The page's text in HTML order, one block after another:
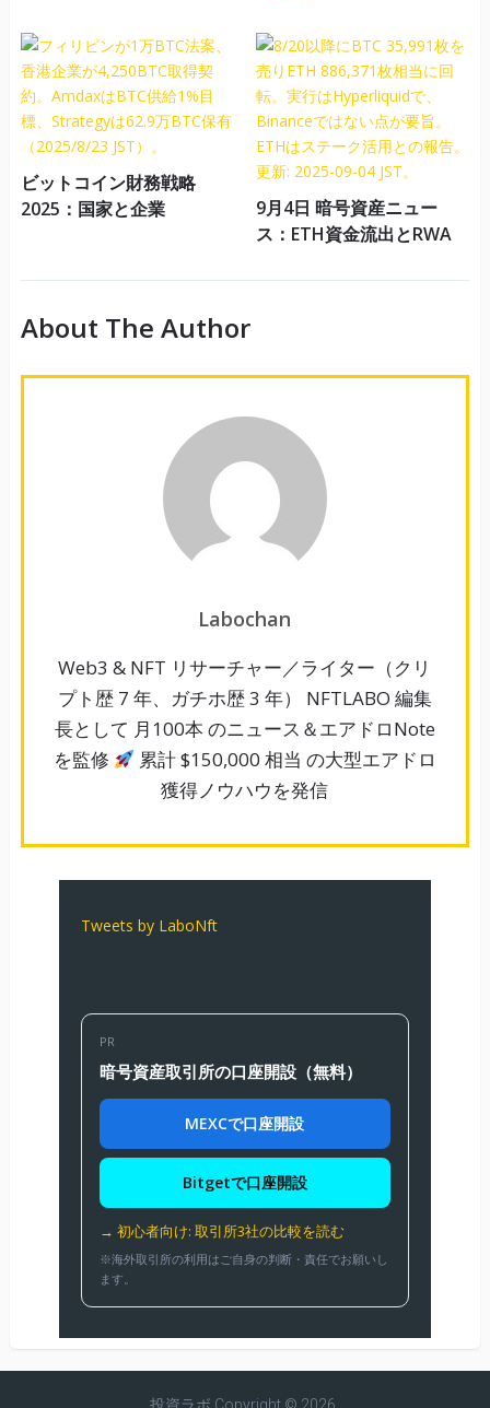
ビットコイン財務戦略
2025：国家と企業
9月4日 暗号資産ニュー
ス：ETH資金流出とRWA
About The Author
Labochan
Web3 & NFT リサーチャー／ライター（クリ
プト歴 7 年、ガチホ歴 3 年） NFTLABO 編集
長として 月100本 のニュース＆エアドロNote
を監修
累計 $150,000 相当 の大型エアドロ
獲得ノウハウを発信
Tweets by LaboNft
PR
暗号資産取引所の口座開設（無料）
MEXCで口座開設
Bitgetで口座開設
→ 初心者向け: 取引所3社の比較を読む
※海外取引所の利用はご自身の判断・責任でお願いし
ます。